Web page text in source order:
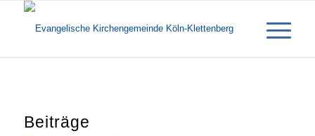
Beiträge